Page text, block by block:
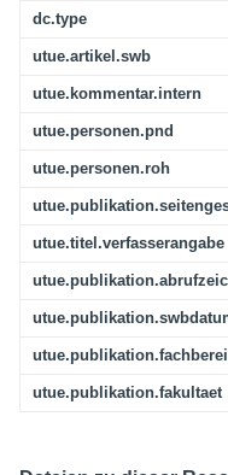
dc.type
utue.artikel.swb
utue.kommentar.intern
utue.personen.pnd
utue.personen.roh
utue.titel.verfasserangabe
utue.publikation.fakultaet